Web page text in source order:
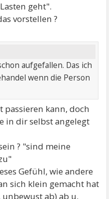
geht".
vorstellen ?
aufgefallen. Das ich
wenn die Person
passieren kann, doch
in dir selbst angelegt
? "sind meine
Gefühl, wie andere
sich klein gemacht hat
ab) ab u.